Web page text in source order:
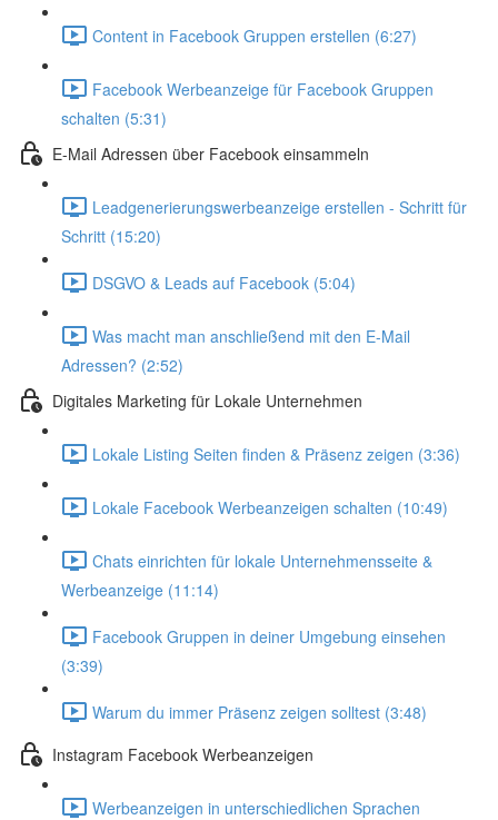
Content in Facebook Gruppen erstellen (6:27)
Facebook Werbeanzeige für Facebook Gruppen
schalten (5:31)
E-Mail Adressen über Facebook einsammeln
Leadgenerierungswerbeanzeige erstellen - Schritt für
Schritt (15:20)
DSGVO & Leads auf Facebook (5:04)
Was macht man anschließend mit den E-Mail
Adressen? (2:52)
Digitales Marketing für Lokale Unternehmen
Lokale Listing Seiten finden & Präsenz zeigen (3:36)
Lokale Facebook Werbeanzeigen schalten (10:49)
Chats einrichten für lokale Unternehmensseite &
Werbeanzeige (11:14)
Facebook Gruppen in deiner Umgebung einsehen
(3:39)
Warum du immer Präsenz zeigen solltest (3:48)
Instagram Facebook Werbeanzeigen
Werbeanzeigen in unterschiedlichen Sprachen